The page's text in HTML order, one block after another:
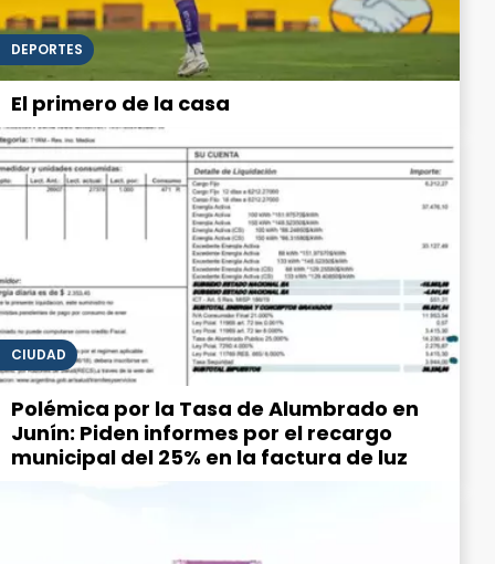
DEPORTES
El primero de la casa
CIUDAD
Polémica por la Tasa de Alumbrado en
Junín: Piden informes por el recargo
municipal del 25% en la factura de luz